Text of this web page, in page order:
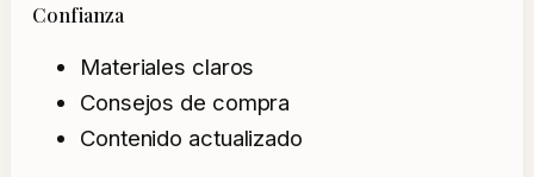
Confianza
Materiales claros
Consejos de compra
Contenido actualizado